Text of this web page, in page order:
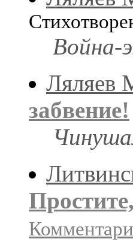
Война-
Ляляев
забвение!